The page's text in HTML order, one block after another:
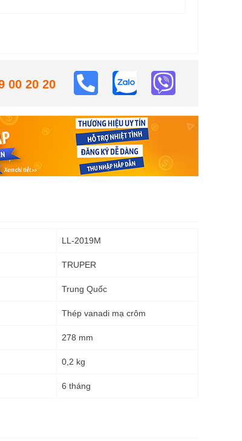
00 20 20
LL-2019M
TRUPER
Trung Quốc
Thép vanadi mạ crôm
278 mm
0,2 kg
6 tháng